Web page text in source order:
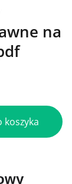
na
koszyka